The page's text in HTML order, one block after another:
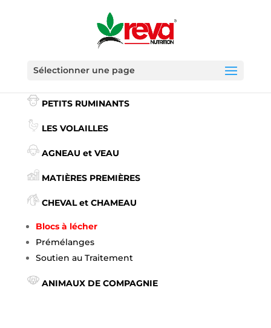
Sélectionner une page
GRANDS RUMINANTS
PETITS RUMINANTS
LES VOLAILLES
AGNEAU et VEAU
MATIÈRES PREMIÈRES
CHEVAL et CHAMEAU
Blocs à lécher
Prémélanges
Soutien au Traitement
ANIMAUX DE COMPAGNIE